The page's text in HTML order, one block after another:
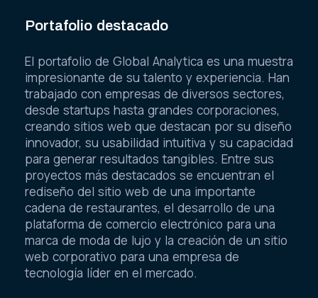
Portafolio destacado
El portafolio de Global Analytica es una muestra
impresionante de su talento y experiencia. Han
trabajado con empresas de diversos sectores,
desde startups hasta grandes corporaciones,
creando sitios web que destacan por su diseño
innovador, su usabilidad intuitiva y su capacidad
para generar resultados tangibles. Entre sus
proyectos más destacados se encuentran el
rediseño del sitio web de una importante
cadena de restaurantes, el desarrollo de una
plataforma de comercio electrónico para una
marca de moda de lujo y la creación de un sitio
web corporativo para una empresa de
tecnología líder en el mercado.